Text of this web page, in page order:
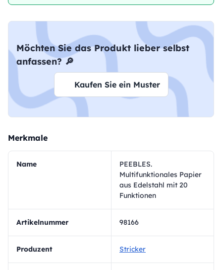
Möchten Sie das Produkt lieber selbst
anfassen? 🔎
Kaufen Sie ein Muster
Merkmale
Name
PEEBLES.
Multifunktionales Papier
aus Edelstahl mit 20
Funktionen
Artikelnummer 98166
Produzent Stricker